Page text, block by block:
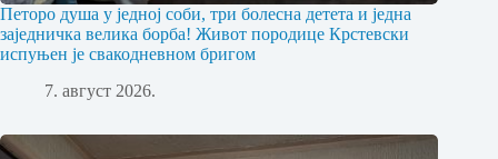
Петоро душа у једној соби, три болесна детета и једна
заједничка велика борба! Живот породице Крстевски
испуњен је свакодневном бригом
7. август 2026.